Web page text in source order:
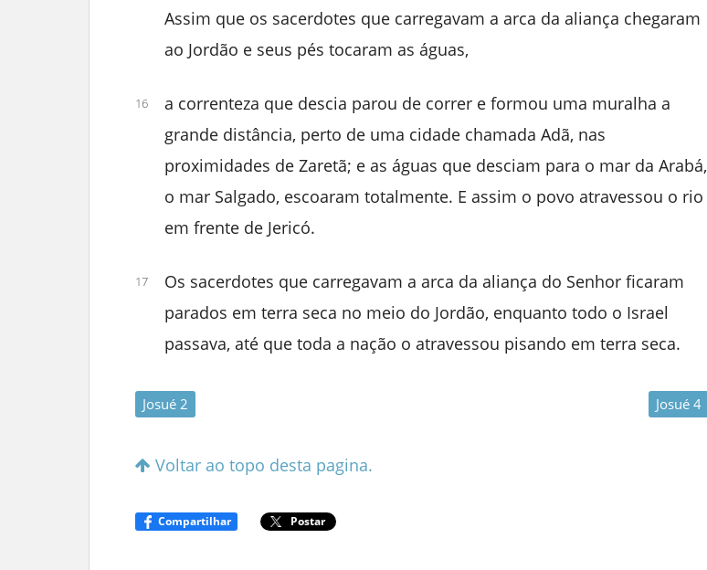
Assim que os sacerdotes que carregavam a arca da aliança chegaram
ao Jordão e seus pés tocaram as águas,
16
a correnteza que descia parou de correr e formou uma muralha a
grande distância, perto de uma cidade chamada Adã, nas
proximidades de Zaretã; e as águas que desciam para o mar da Arabá,
o mar Salgado, escoaram totalmente. E assim o povo atravessou o rio
em frente de Jericó.
17
Os sacerdotes que carregavam a arca da aliança do Senhor ficaram
parados em terra seca no meio do Jordão, enquanto todo o Israel
passava, até que toda a nação o atravessou pisando em terra seca.
Josué 2 Josué 4
Voltar ao topo desta pagina.
Compartilhar Postar